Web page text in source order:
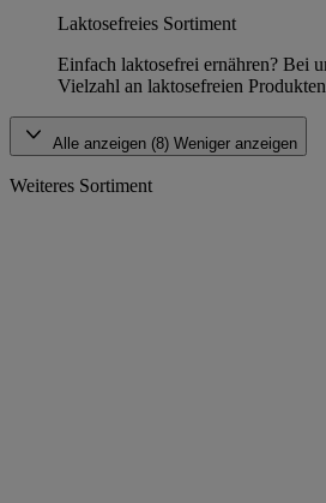
Laktosefreies Sortiment
Einfach laktosefrei ernähren? Bei
Vielzahl an laktosefreien
Alle anzeigen (8) Weniger anzeigen
Weiteres Sortiment